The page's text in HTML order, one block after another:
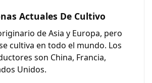
Actuales De Cultivo
de Asia y Europa, pero
cultiva en todo el mundo. Los
son China, Francia,
Unidos.